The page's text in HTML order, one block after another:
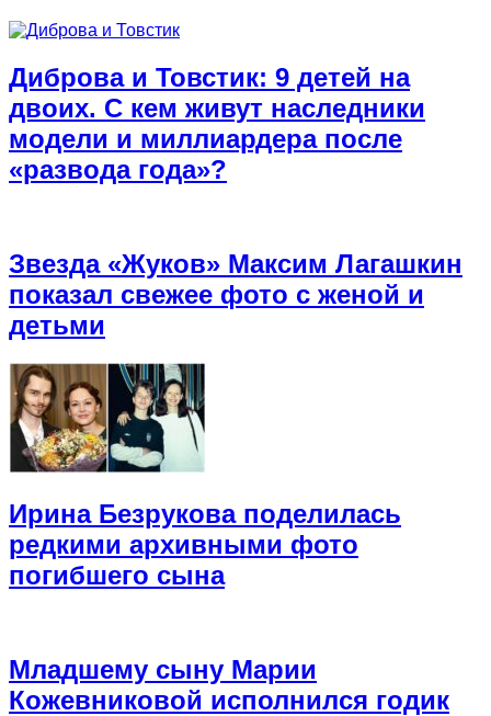
Диброва и Товстик: 9 детей на
двоих. С кем живут наследники
модели и миллиардера после
«развода года»?
Звезда «Жуков» Максим Лагашкин
показал свежее фото с женой и
детьми
Ирина Безрукова поделилась
редкими архивными фото
погибшего сына
Младшему сыну Марии
Кожевниковой исполнился годик